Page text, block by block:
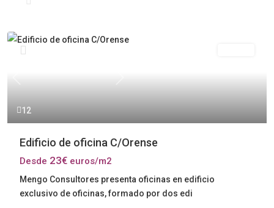
12
Previous Next
Edificio de oficina C/Orense
Desde 23€ euros/m2
Mengo Consultores presenta oficinas en edificio
exclusivo de oficinas, formado por dos edi